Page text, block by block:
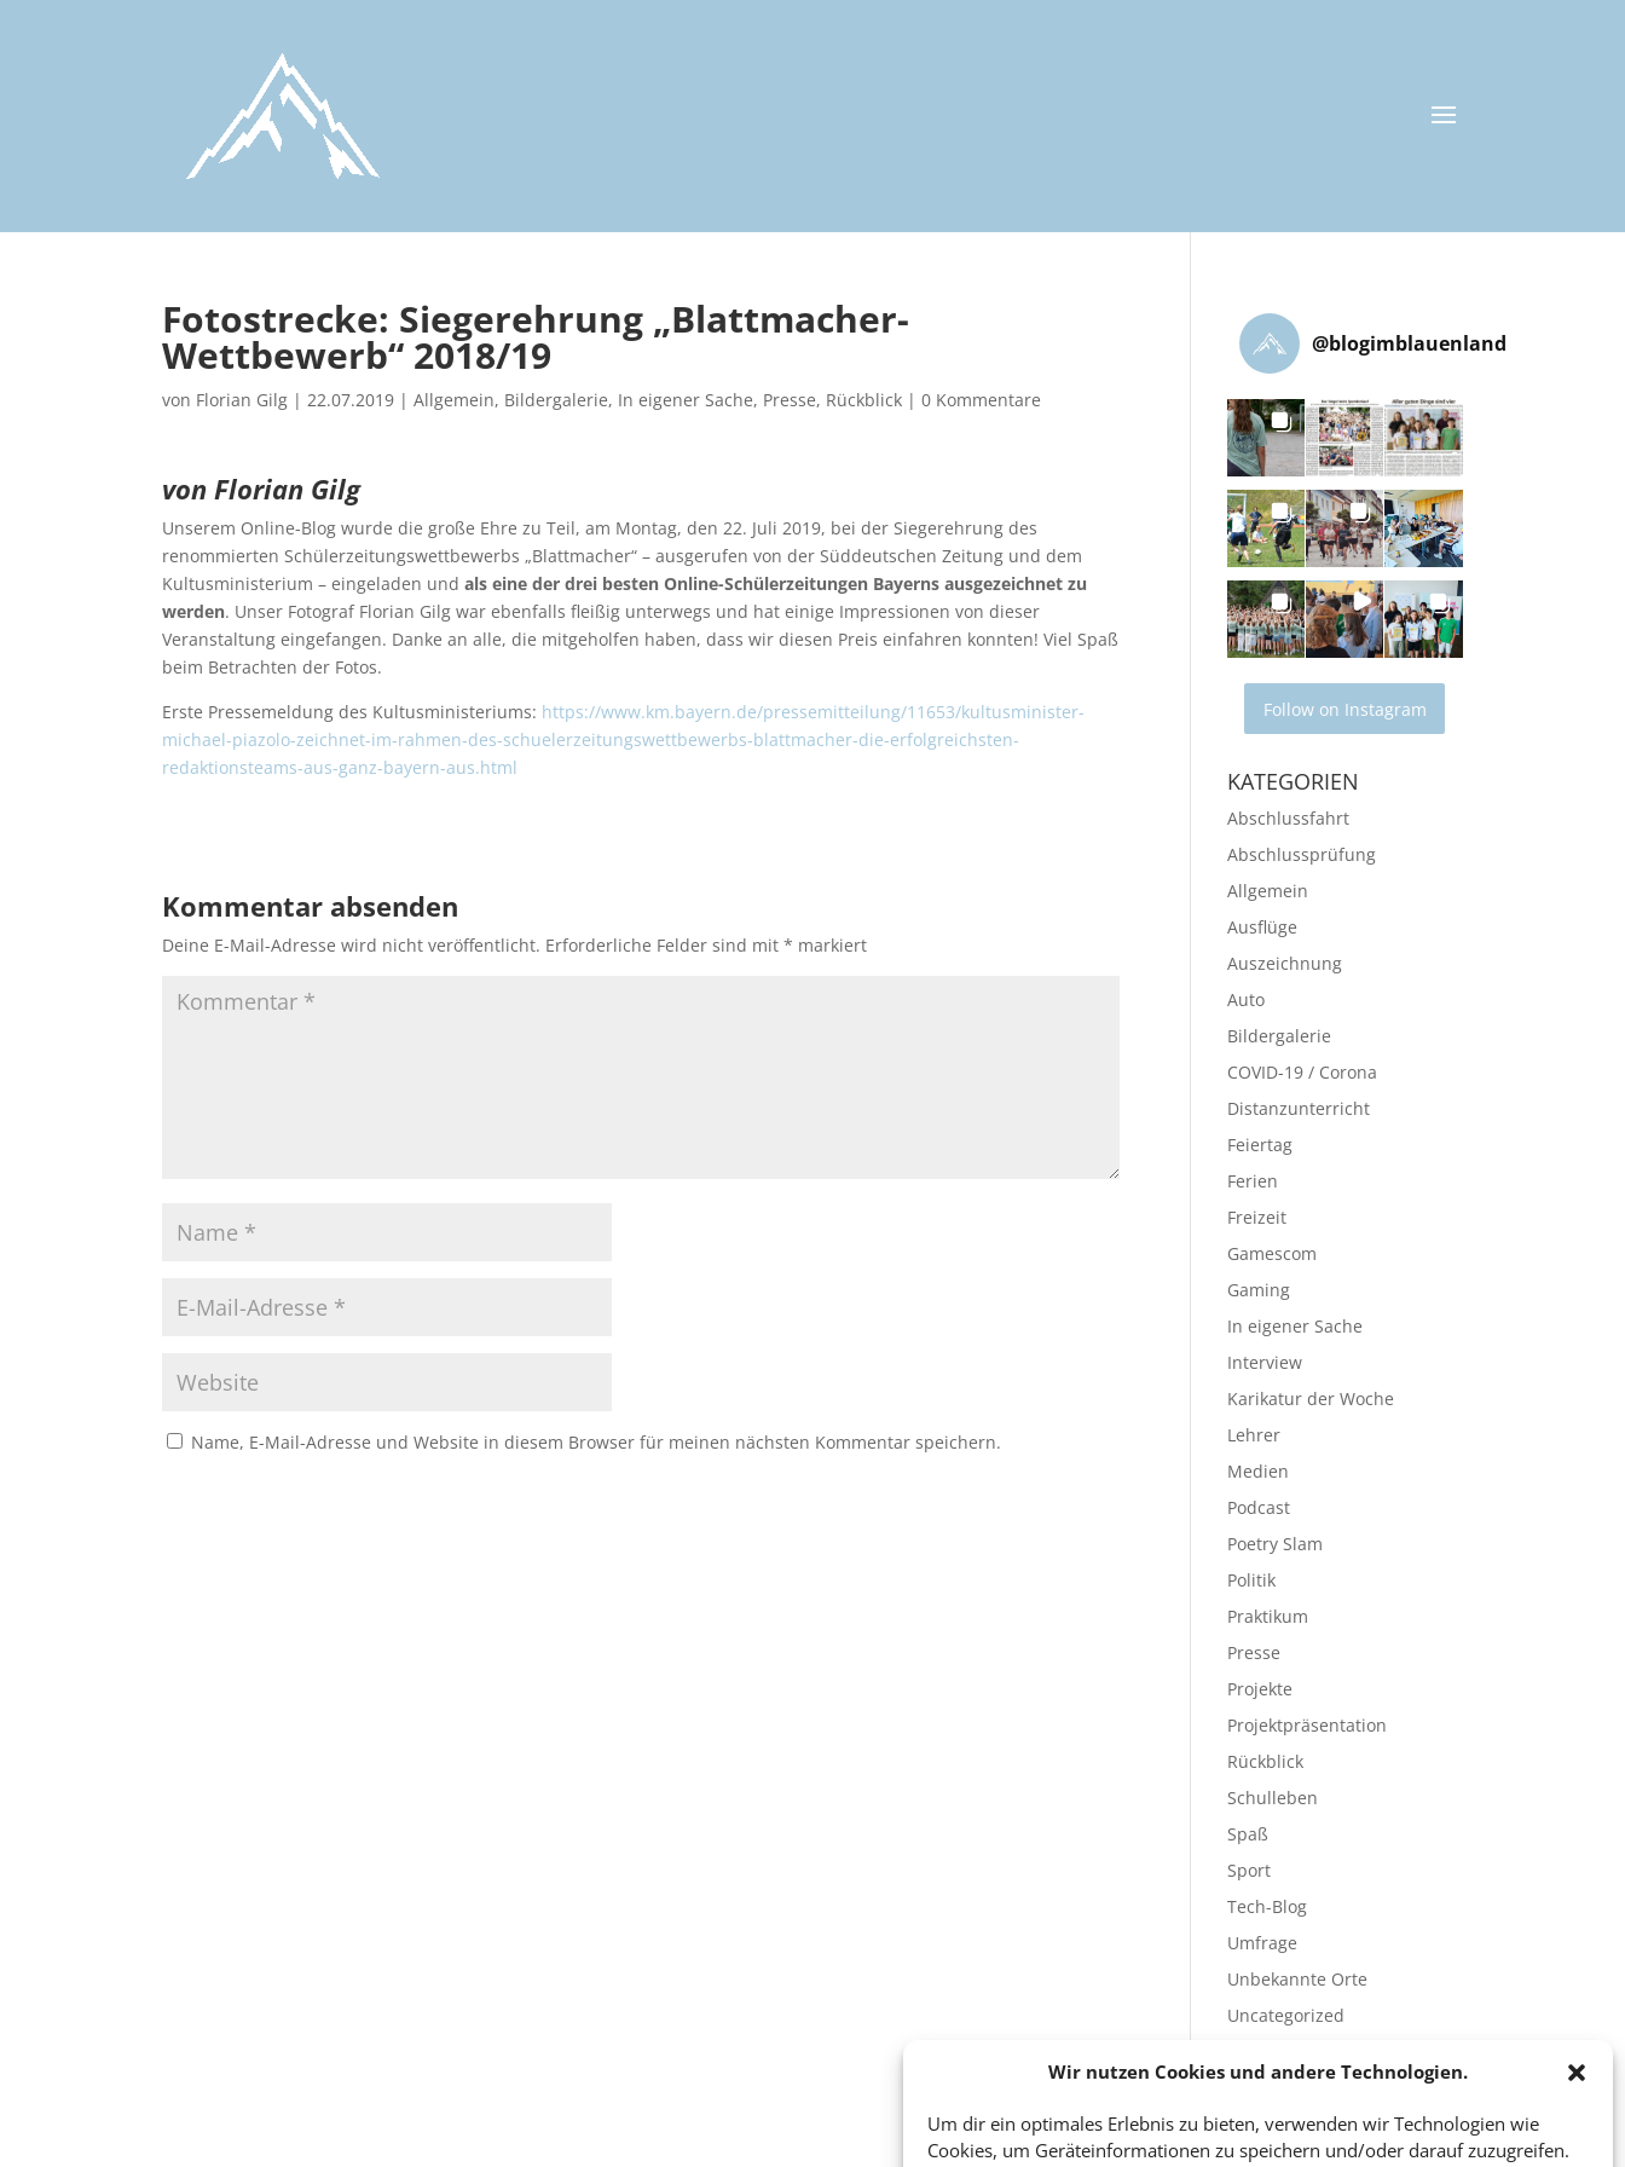
Wir nutzen Cookies und andere Technologien.
Um dir ein optimales Erlebnis zu bieten, verwenden wir Technologien wie
Cookies, um Geräteinformationen zu speichern und/oder darauf zuzugreifen.
Fotostrecke: Siegerehrung „Blattmacher-
Wettbewerb“ 2018/19
von Florian Gilg |22.07.2019 |Allgemein, Bildergalerie, In eigener Sache, Presse, Rückblick |0 Kommentare
von Florian Gilg
Unserem Online-Blog wurde die große Ehre zu Teil, am Montag, den 22. Juli 2019, bei der Siegerehrung des
renommierten Schülerzeitungswettbewerbs „Blattmacher“ – ausgerufen von der Süddeutschen Zeitung und dem
Kultusministerium – eingeladen undals eine der drei besten Online-Schülerzeitungen Bayerns ausgezeichnet zu
werden. Unser Fotograf Florian Gilg war ebenfalls fleißig unterwegs und hat einige Impressionen von dieser
Veranstaltung eingefangen. Danke an alle, die mitgeholfen haben, dass wir diesen Preis einfahren konnten! Viel Spaß
beim Betrachten der Fotos.
Erste Pressemeldung des Kultusministeriums: https://www.km.bayern.de/pressemitteilung/11653/kultusminister-
michael-piazolo-zeichnet-im-rahmen-des-schuelerzeitungswettbewerbs-blattmacher-die-erfolgreichsten-
redaktionsteams-aus-ganz-bayern-aus.html
Kommentar absenden
Deine E-Mail-Adresse wird nicht veröffentlicht. Erforderliche Felder sind mit* markiert
Name, E-Mail-Adresse und Website in diesem Browser für meinen nächsten Kommentar speichern.
@blogimblauenland
Follow on Instagram
KATEGORIEN
Abschlussfahrt
Abschlussprüfung
Allgemein
Ausflüge
Auszeichnung
Auto
Bildergalerie
COVID-19 / Corona
Distanzunterricht
Feiertag
Ferien
Freizeit
Gamescom
Gaming
In eigener Sache
Interview
Karikatur der Woche
Lehrer
Medien
Podcast
Poetry Slam
Politik
Praktikum
Presse
Projekte
Projektpräsentation
Rückblick
Schulleben
Spaß
Sport
Tech-Blog
Umfrage
Unbekannte Orte
Uncategorized
Veranstaltungen
Vorträge